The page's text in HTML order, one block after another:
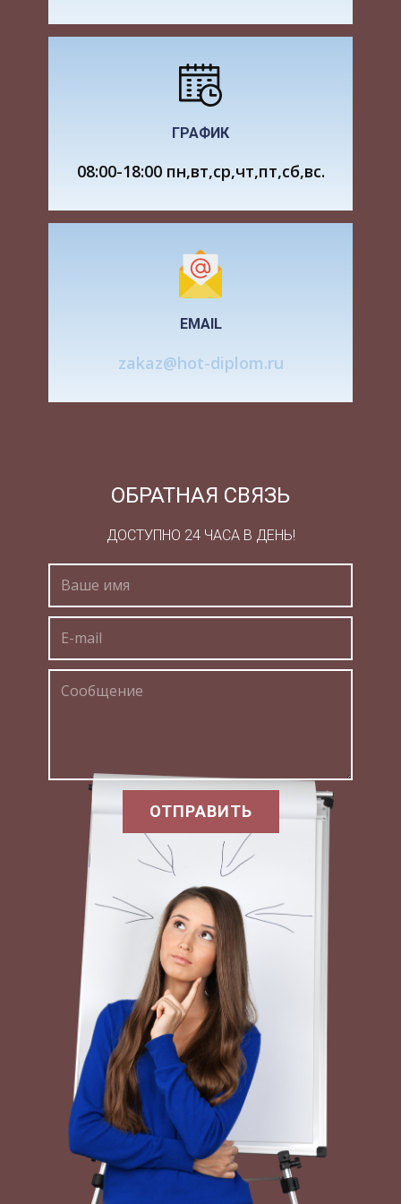
ольха, облепиха, восковик) имеют в качестве
симбионтов актиномицеты. Поиск новых
азотфиксирующих пар растение -
микроорганизм далеко не закончен. В 70-80-х
годах нашего столетия в лаборатории доктора
активизировались поиски азотфиксирующих
корневой системы диких и культурных злаков.
Такие микроорганизмы, живущие в ассоциации
с растением, называются ассоциативными
азотфиксаторами. Число их видов велико, но
событий оказались микроорганизмы рода
Подобно Rhizobium, они делятся на виды,
иные сорта злаков, фиксируют азот воздуха,
могут продуцировать гормоны роста растений
и обладают еще другими свойствами,
положительно влияющими на рост и развитие
растений. Кроме того, известны
свободноживущие в почве, на растениях, в
воде.
1893 году С.Н. Виноградскому. Он выделил
почвенный спороносный анаэробный
микроорганизм, относящийся к роду Clostridium
, названный автором в честь выдающегося
французского микробиолога Л. Пастера
Clostridium pasteurianum. В 1901 году М.
Бейеринк выделил аэробно живущий
почвенный микроорганизм Azotobacter,
способный к азотфиксации, неприхотливый при
выращивании. Этот микроорганизм
интенсивно исследуют не только как удобную
модельную культуру, но и применяют в
технологии обогащения сельскохозяйственных
посевов биологическим азотом. С тех пор
коллекции свободноживущих азотфиксаторов
постоянно увеличиваются, особенно с 1949 года,
когда в арсенал методов регистрации фиксации
азота вошли метод изотопных индикаторов (
) и реакция восстановления ацетилена в
ГРАФИК
08:00-18:00 пн,вт,ср,чт,пт,сб,вс.
EMAIL
zakaz@hot-diplom.ru
ДОСТУПНО 24 ЧАСА В ДЕНЬ!
ОТПРАВИТЬ
ОБРАТНАЯ СВЯЗЬ